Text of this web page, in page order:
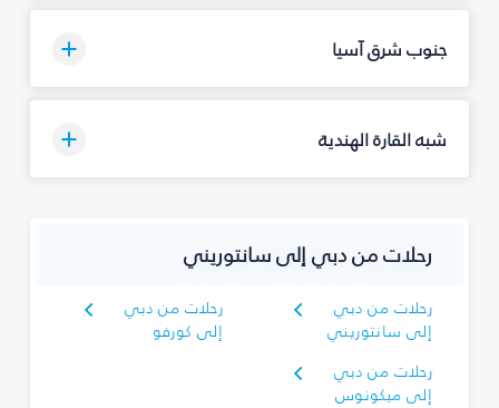
جنوب شرق آسيا
شبه القارة الهندية
رحلات من دبي إلى سانتوريني
رحلات من دبي
إلى سانتوريني
رحلات من دبي
إلى كورفو
رحلات من دبي
إلى ميكونوس